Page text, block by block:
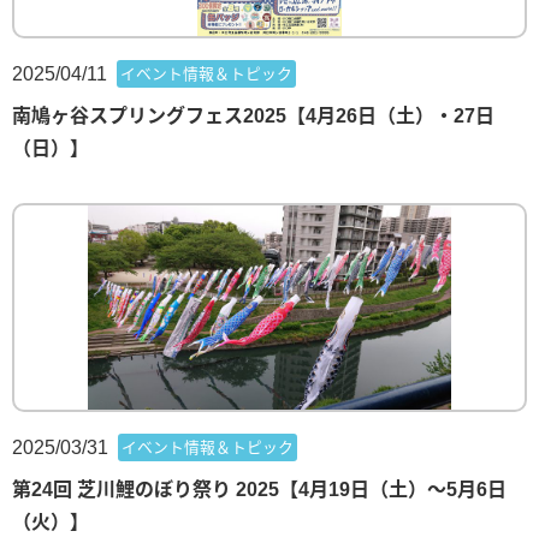
2025/04/11 イベント情報＆トピック
南鳩ヶ谷スプリングフェス2025【4月26日（土）・27日
（日）】
2025/03/31 イベント情報＆トピック
第24回 芝川鯉のぼり祭り 2025【4月19日（土）～5月6日
（火）】